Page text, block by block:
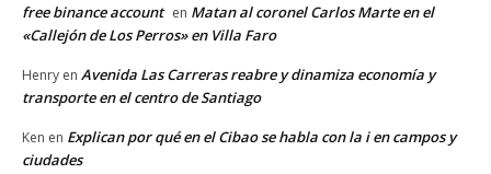
free binance account en Matan al coronel Carlos Marte en el
«Callejón de Los Perros» en Villa Faro
Henry en Avenida Las Carreras reabre y dinamiza economía y
transporte en el centro de Santiago
Ken en Explican por qué en el Cibao se habla con la i en campos y
ciudades